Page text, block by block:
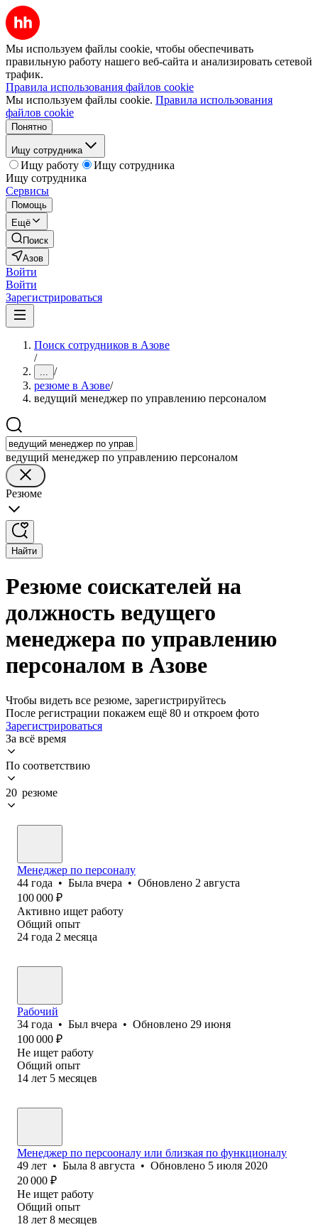
Мы используем файлы cookie, чтобы обеспечивать
правильную работу нашего веб-сайта и анализировать сетевой
трафик.
Правила использования файлов cookie
Мы используем файлы cookie. Правила использования
файлов cookie
Понятно
Ищу сотрудника
Ищу работу
Ищу сотрудника
Ищу сотрудника
Сервисы
Помощь
Ещё
Поиск
Азов
Войти
Войти
Зарегистрироваться
Поиск сотрудников в Азове
/
... /
резюме в Азове/
ведущий менеджер по управлению персоналом
ведущий менеджер по управлению персоналом
Резюме
Найти
Резюме соискателей на
должность ведущего
менеджера по управлению
персоналом в Азове
Чтобы видеть все резюме, зарегистрируйтесь
После регистрации покажем ещё 80 и откроем фото
Зарегистрироваться
За всё время
По соответствию
20 резюме
Менеджер по персоналу
44 года • Была вчера • Обновлено 2 августа
100 000 ₽
Активно ищет работу
Общий опыт
24 года 2 месяца
Рабочий
34 года • Был вчера • Обновлено 29 июня
100 000 ₽
Не ищет работу
Общий опыт
14 лет 5 месяцев
Менеджер по персооналу или близкая по функционалу
49 лет • Была 8 августа • Обновлено 5 июля 2020
20 000 ₽
Не ищет работу
Общий опыт
18 лет 8 месяцев